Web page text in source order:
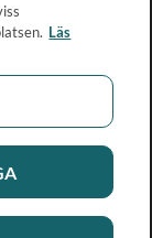
Läs